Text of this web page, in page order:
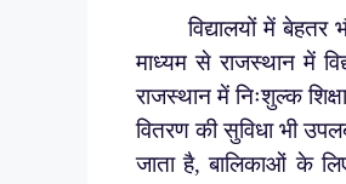
विद्यालयों में बेहतर
माध्यम से राजस्थान में
राजस्थान में निःशुल्क
वितरण की सुविधा भी
जाता है, बालिकाओं के